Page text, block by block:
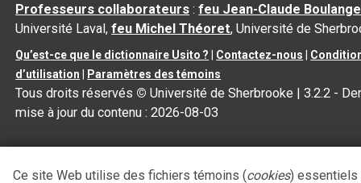
Professeurs collaborateurs :feu Jean-Claude
Université Laval,feu Michel Théoret, Université de
Qu’est-ce que le dictionnaire Usito ? Contactez-nous
d’utilisation
Paramètres des témoins
Tous droits réservés © Université de Sherbrooke |3.2.2 -
mise à jour du contenu :2026-08-03
Ce site Web utilise des fichiers témoins (cookies) essentiels